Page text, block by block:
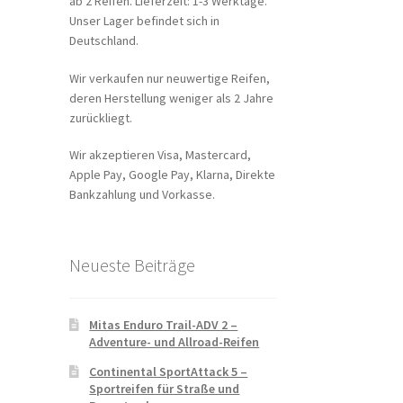
Unser Lager befindet sich in
Deutschland.
Wir verkaufen nur neuwertige Reifen,
deren Herstellung weniger als 2 Jahre
zurückliegt.
Wir akzeptieren Visa, Mastercard,
Apple Pay, Google Pay, Klarna, Direkte
Bankzahlung und Vorkasse.
Neueste Beiträge
Mitas Enduro Trail-ADV 2 –
Adventure- und Allroad-Reifen
Continental SportAttack 5 –
Sportreifen für Straße und